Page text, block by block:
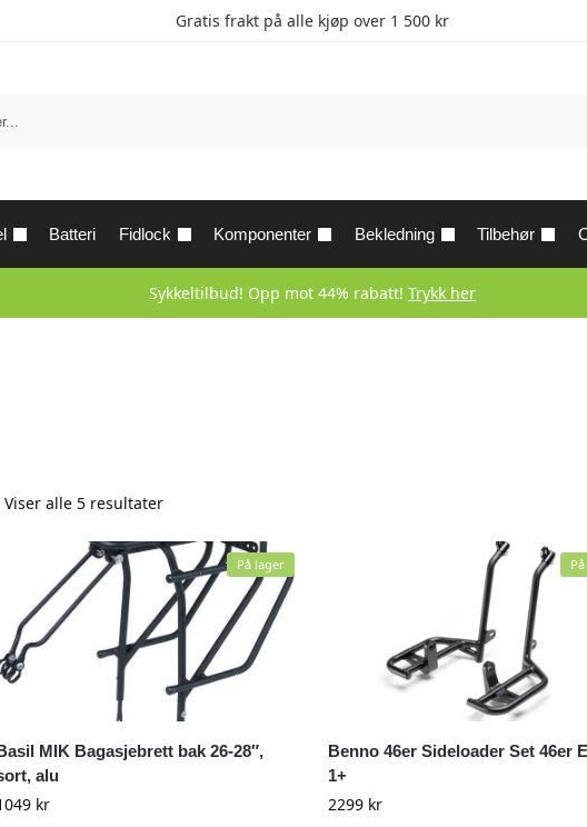
Gratis frakt på alle kjøp over 1 500 kr
Batteri Fidlock Komponenter Bekledning Tilbehør
Sykkeltilbud! Opp mot 44% rabatt! Trykk her
Viser alle 5 resultater
MIK Bagasjebrett bak 26-28″,
alu
kr
På lager
Benno 46er Sideloader Set 46er
1+
2299 kr